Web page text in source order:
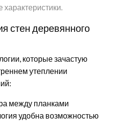
стен деревянного
которые зачастую
утеплении
между планками
удобна возможностью